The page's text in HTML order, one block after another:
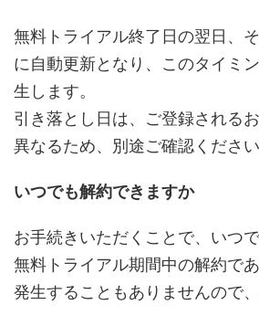
無料トライアル終了日の翌日、
に自動更新となり、このタイミ
生します。
引き落とし日は、ご登録される
異なるため、別途ご確認ください
いつでも解約できますか
お手続きいただくことで、いつ
無料トライアル期間中の解約で
発生することもありませんので